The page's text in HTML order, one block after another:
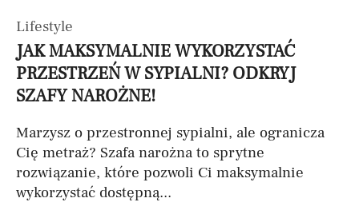
Lifestyle
JAK MAKSYMALNIE WYKORZYSTAĆ
PRZESTRZEŃ W SYPIALNI? ODKRYJ
SZAFY NAROŻNE!
Marzysz o przestronnej sypialni, ale ogranicza
Cię metraż? Szafa narożna to sprytne
rozwiązanie, które pozwoli Ci maksymalnie
wykorzystać dostępną...